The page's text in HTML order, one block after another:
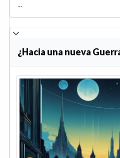
...
¿Hacia una nueva